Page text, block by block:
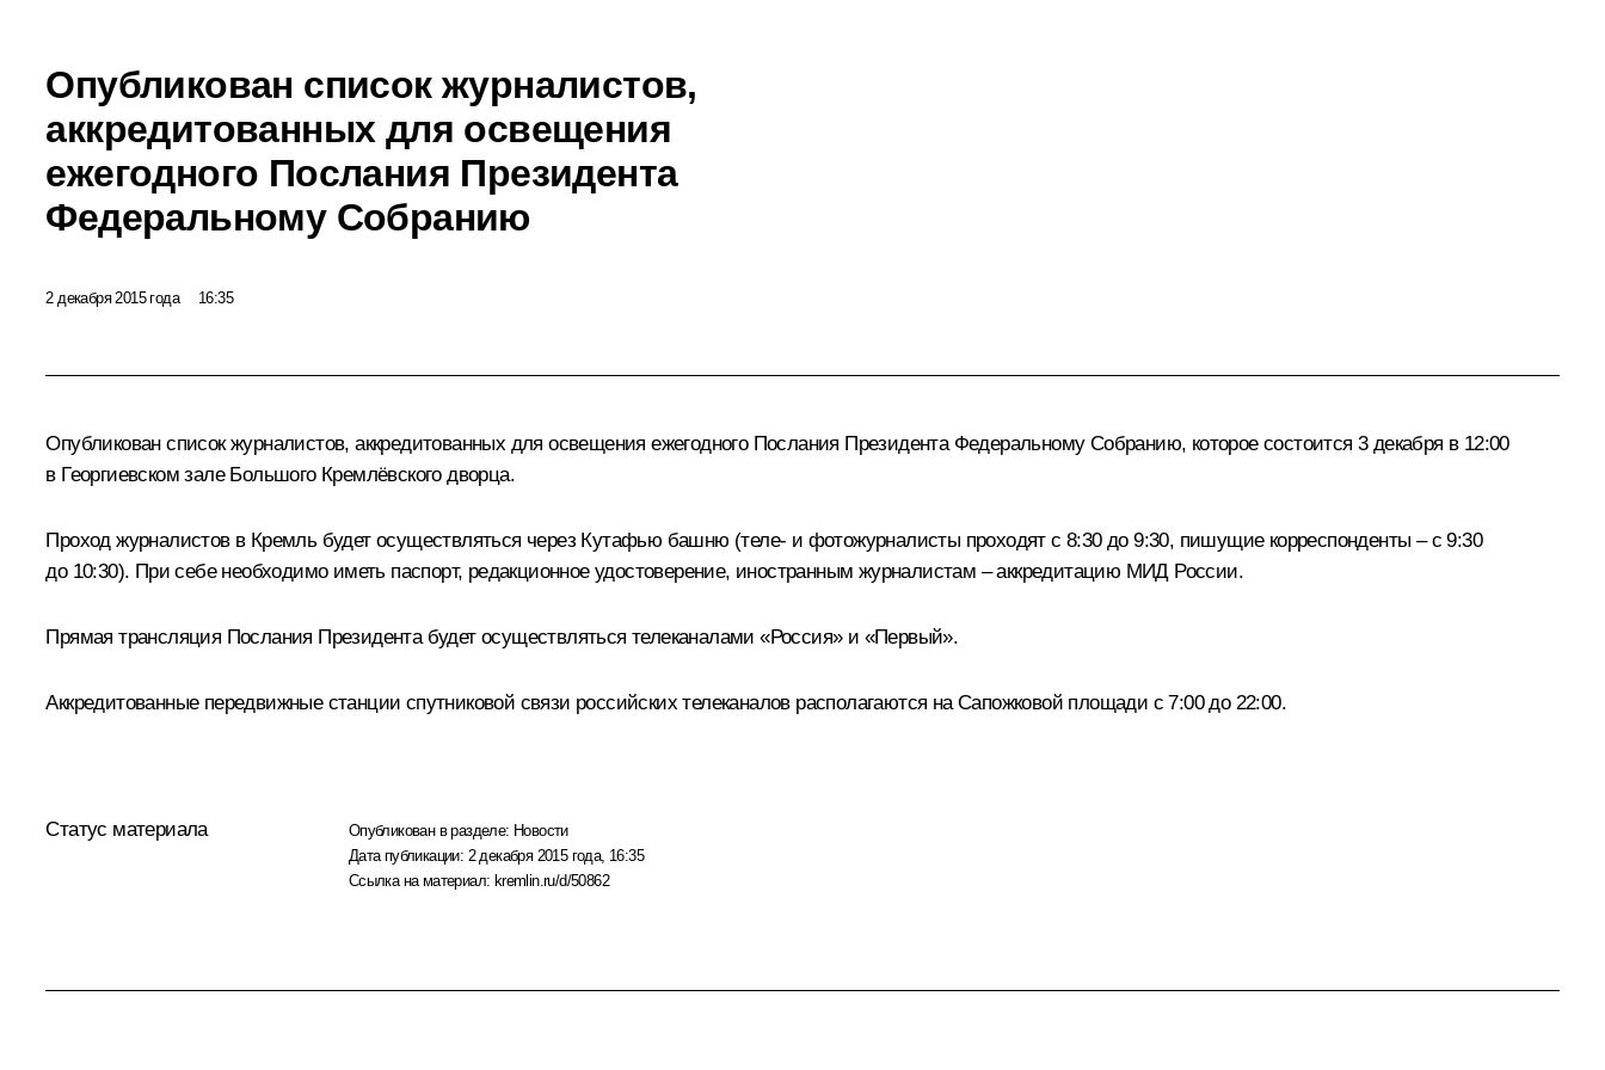
Опубликован список журналистов,
аккредитованных для освещения
ежегодного Послания Президента
Федеральному Собранию
2 декабря 2015 года 16:35
Опубликован список журналистов, аккредитованных для освещения ежегодного Послания Президента Федеральному Собранию, которое состоится 3 декабря в 12:00
в Георгиевском зале Большого Кремлёвского дворца.
Проход журналистов в Кремль будет осуществляться через Кутафью башню (теле- и фотожурналисты проходят с 8:30 до 9:30, пишущие корреспонденты – с 9:30
до 10:30). При себе необходимо иметь паспорт, редакционное удостоверение, иностранным журналистам – аккредитацию МИД России.
Прямая трансляция Послания Президента будет осуществляться телеканалами «Россия» и «Первый».
Аккредитованные передвижные станции спутниковой связи российских телеканалов располагаются на Сапожковой площади с 7:00 до 22:00.
Статус материала Опубликован в разделе: Новости
Дата публикации: 2 декабря 2015 года, 16:35
Ссылка на материал: kremlin.ru/d/50862